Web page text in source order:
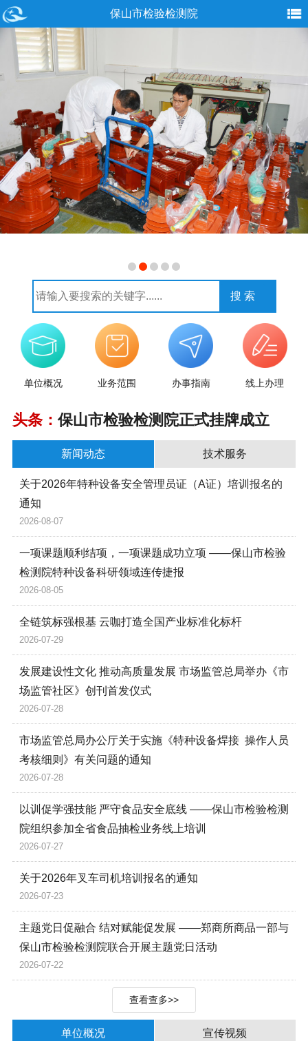
保山市检验检测院
单位概况 业务范围 办事指南 线上办理
头条： 保山市检验检测院正式挂牌成立
新闻动态 技术服务
关于2026年特种设备安全管理员证（A证）培训报名的
通知
2026-08-07
一项课题顺利结项，一项课题成功立项 ——保山市检验
检测院特种设备科研领域连传捷报
2026-08-05
全链筑标强根基 云咖打造全国产业标准化标杆
2026-07-29
发展建设性文化 推动高质量发展 市场监管总局举办《市
场监管社区》创刊首发仪式
2026-07-28
市场监管总局办公厅关于实施《特种设备焊接 操作人员
考核细则》有关问题的通知
2026-07-28
以训促学强技能 严守食品安全底线 ——保山市检验检测
院组织参加全省食品抽检业务线上培训
2026-07-27
关于2026年叉车司机培训报名的通知
2026-07-23
主题党日促融合 结对赋能促发展 ——郑商所商品一部与
保山市检验检测院联合开展主题党日活动
2026-07-22
查看查多>>
单位概况 宣传视频